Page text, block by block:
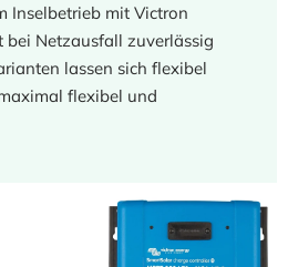
Inselbetrieb mit Victron
bei Netzausfall zuverlässig
lassen sich flexibel
flexibel und